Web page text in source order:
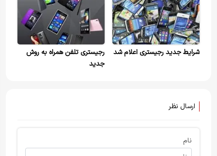
شرایط جدید رجیستری اعلام شد
رجیستری تلفن همراه به روش
جدید
ارسال نظر
نام